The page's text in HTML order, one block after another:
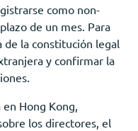
como non-
de un mes. Para
de la constitución legal
y confirmar la
Hong Kong,
los directores, el